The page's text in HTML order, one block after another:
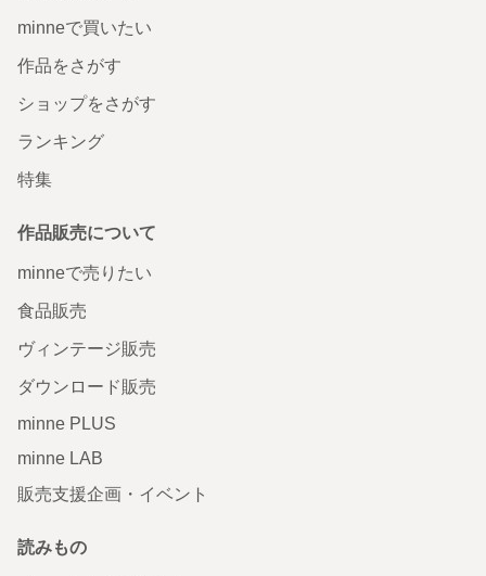
minneで買いたい
作品をさがす
ショップをさがす
ランキング
特集
作品販売について
minneで売りたい
食品販売
ヴィンテージ販売
ダウンロード販売
minne PLUS
minne LAB
販売支援企画・イベント
読みもの